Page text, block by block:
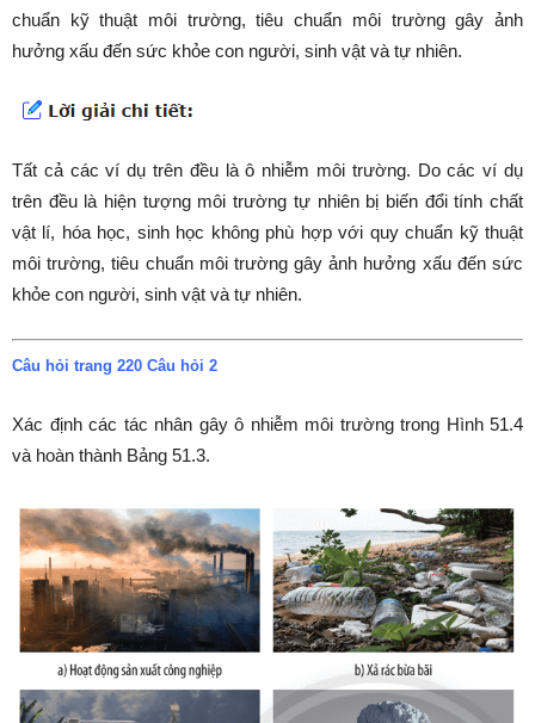
chuẩn kỹ thuật môi trường, tiêu chuẩn môi trường gây ảnh
hưởng xấu đến sức khỏe con người, sinh vật và tự nhiên.
Tất cả các ví dụ trên đều là ô nhiễm môi trường. Do các ví dụ
trên đều là hiện tượng môi trường tự nhiên bị biến đổi tính chất
vật lí, hóa học, sinh học không phù hợp với quy chuẩn kỹ thuật
môi trường, tiêu chuẩn môi trường gây ảnh hưởng xấu đến sức
khỏe con người, sinh vật và tự nhiên.
Câu hỏi trang 220 Câu hỏi 2
Xác định các tác nhân gây ô nhiễm môi trường trong Hình 51.4
và hoàn thành Bảng 51.3.